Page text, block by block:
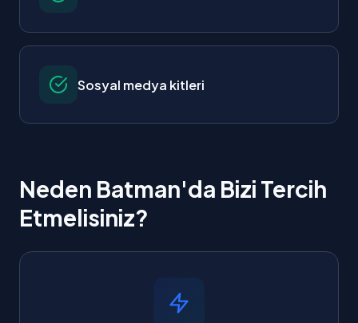
Sosyal medya kitleri
Neden Batman'da Bizi Tercih
Etmelisiniz?